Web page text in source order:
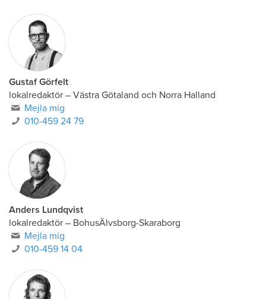
Gustaf Görfelt
lokalredaktör – Västra Götaland och Norra Halland
Mejla mig
010-459 24 79
Anders Lundqvist
lokalredaktör – BohusÄlvsborg-Skaraborg
Mejla mig
010-459 14 04